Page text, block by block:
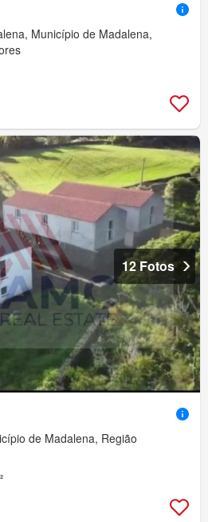
Município de Madalena,
12 Fotos
de Madalena, Região